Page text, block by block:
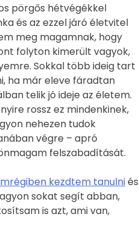
pörgős hétvégékkel
és az ezzel járó életvitel
meg magamnak, hogy
folyton kimerült vagyok,
Sokkal több ideig tart
ha már eleve fáradtan
telik jó ideje az életem.
rossz ez mindenkinek,
nehezen tudok
végre – apró
felszabadítását.
kezdtem tanulniés
sokat segít abban,
is azt, ami van,